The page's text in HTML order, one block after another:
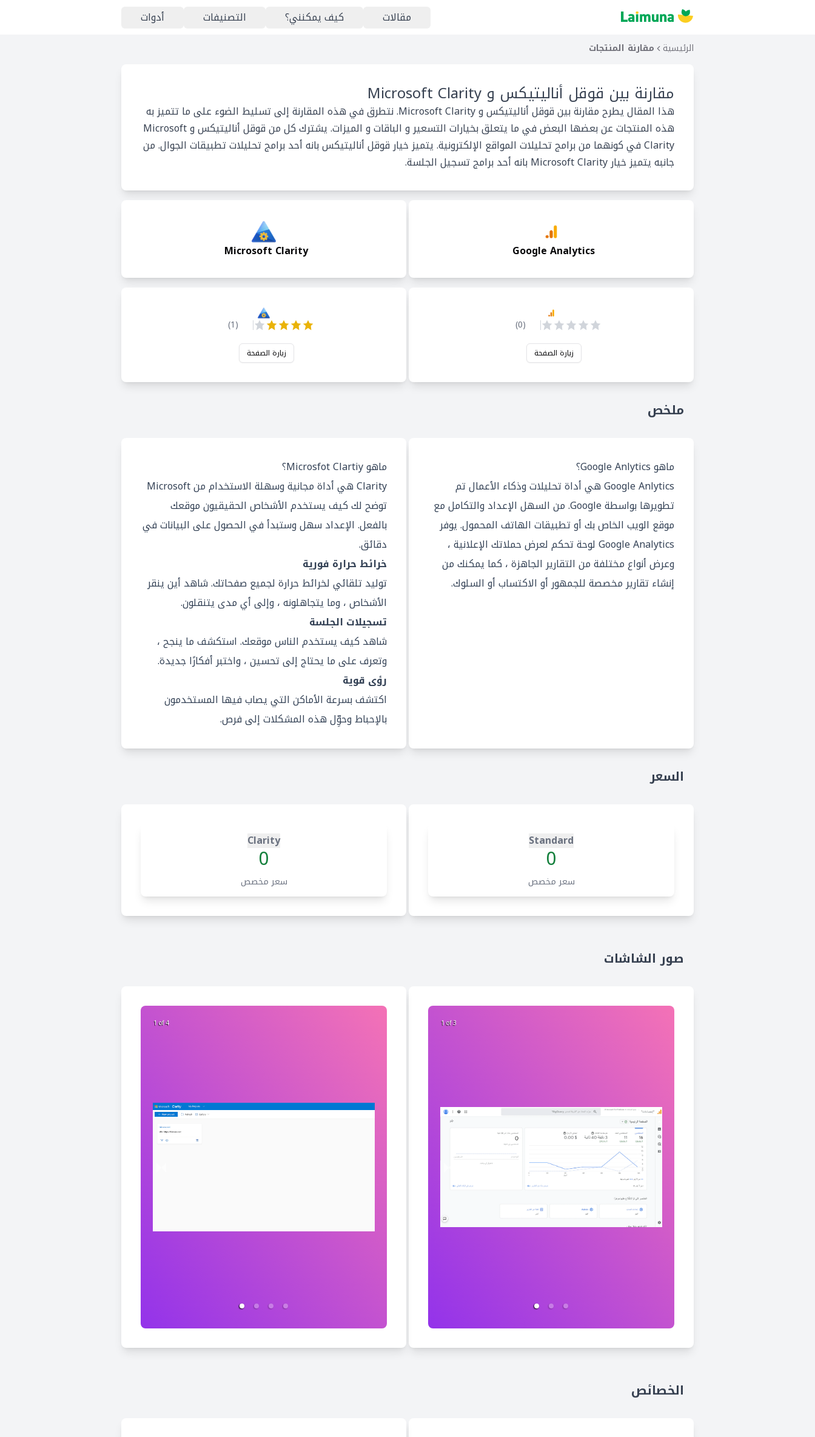
مقالات كيف يمكنني؟ التصنيفات أدوات
الرئيسية مقارنة المنتجات
مقارنة بين قوقل أناليتيكس و Microsoft Clarity
هذا المقال يطرح مقارنة بين قوقل أناليتيكس و Microsoft Clarity. نتطرق في هذه المقارنة إلى تسليط الضوء على ما تتميز به
هذه المنتجات عن بعضها البعض في ما يتعلق بخيارات التسعير و الباقات و الميزات. يشترك كل من قوقل أناليتيكس و Microsoft
Clarity في كونهما من برامج تحليلات المواقع الإلكترونية. يتميز خيار قوقل أناليتيكس بانه أحد برامج تحليلات تطبيقات الجوال. من
جانبه يتميز خيار Microsoft Clarity بانه أحد برامج تسجيل الجلسة.
Google Analytics
Microsoft Clarity
(
0
)
زيارة الصفحة
(
1
)
زيارة الصفحة
ملخص
ماهو Google Anlytics؟
Google Anlytics هي أداة تحليلات وذكاء الأعمال تم
تطويرها بواسطة Google. من السهل الإعداد والتكامل مع
موقع الويب الخاص بك أو تطبيقات الهاتف المحمول. يوفر
Google Analytics لوحة تحكم لعرض حملاتك الإعلانية ،
وعرض أنواع مختلفة من التقارير الجاهزة ، كما يمكنك من
إنشاء تقارير مخصصة للجمهور أو الاكتساب أو السلوك.
ماهو Microsfot Clartiy؟
Clarity هي أداة مجانية وسهلة الاستخدام من Microsoft
توضح لك كيف يستخدم الأشخاص الحقيقيون موقعك
بالفعل. الإعداد سهل وستبدأ في الحصول على البيانات في
دقائق.
خرائط حرارة فورية
توليد تلقائي لخرائط حرارة لجميع صفحاتك. شاهد أين ينقر
الأشخاص ، وما يتجاهلونه ، وإلى أي مدى يتنقلون.
تسجيلات الجلسة
شاهد كيف يستخدم الناس موقعك. استكشف ما ينجح ،
وتعرف على ما يحتاج إلى تحسين ، واختبر أفكارًا جديدة.
رؤى قوية
اكتشف بسرعة الأماكن التي يصاب فيها المستخدمون
بالإحباط وحوِّل هذه المشكلات إلى فرص.
السعر
Standard
0
سعر مخصص
Clarity
0
سعر مخصص
صور الشاشات
2 of 3
2 of 4
الخصائص